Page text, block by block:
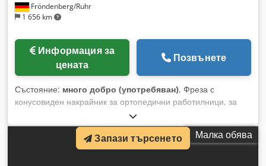
Fröndenberg/Ruhr
1 656 km
Информация за
цената
Позвънете
Състояние: много добро (употребяван), Фреза с
конусовиден накрайник за ортопедични работилници, за
изработка на протези. Подходяща за прецизно и лесно
изработване (шлифоване, фрезоване) на протези или други
ортопедични изделия. Скорост на въртене на шпиндела:
2800 об./мин. Dkedsy Daqwjpfx Ahyjr Мощност на мотора:
Малка обява
Запази търсенето